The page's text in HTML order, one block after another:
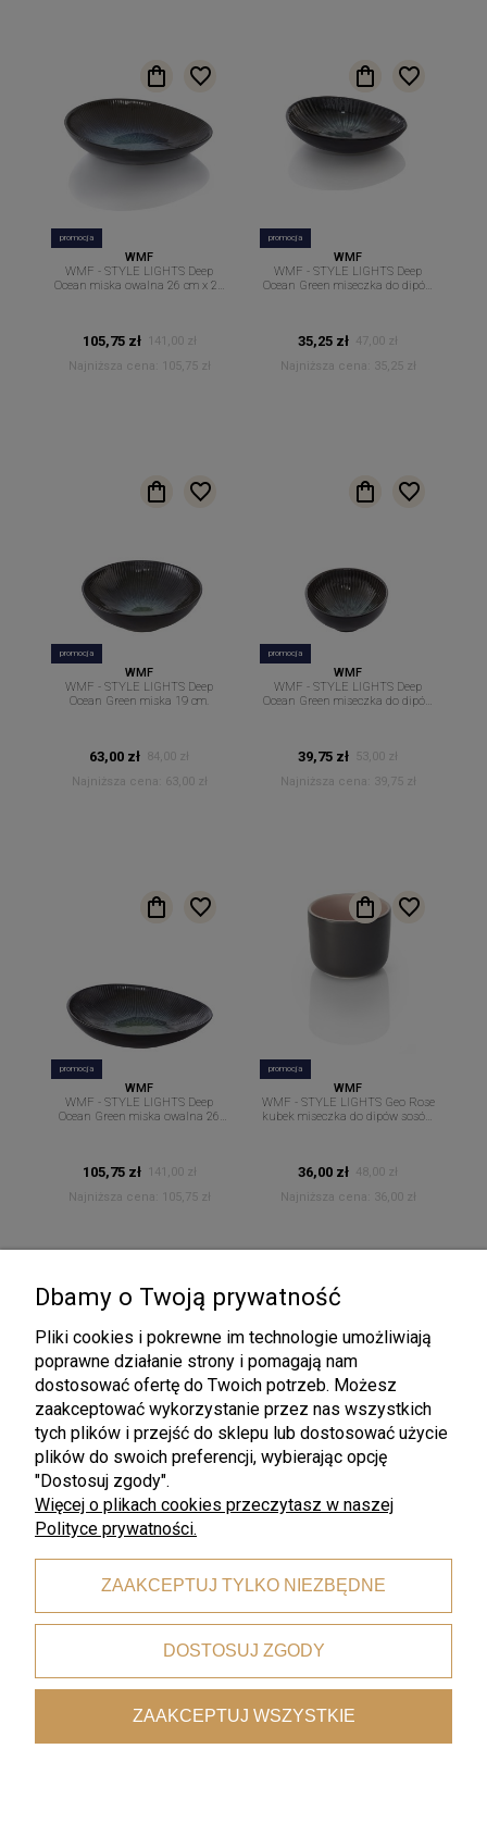
promocja
WMF
WMF - STYLE LIGHTS Deep
Ocean miska owalna 26 cm x 23
105,75 zł
141,00 zł
Najniższa cena:
105,75 zł
promocja
WMF
WMF - STYLE LIGHTS Deep
Ocean Green miseczka do dipów
35,25 zł
47,00 zł
Najniższa cena:
35,25 zł
promocja
WMF
WMF - STYLE LIGHTS Deep
Ocean Green miska 19 cm.
63,00 zł 84,00 zł
Najniższa cena:
63,00 zł
promocja
WMF
WMF - STYLE LIGHTS Deep
Ocean Green miseczka do dipów
39,75 zł
53,00 zł
Najniższa cena:
39,75 zł
promocja
WMF
WMF - STYLE LIGHTS Deep
Ocean Green miska owalna 26
105,75 zł
141,00 zł
Najniższa cena:
105,75 zł
promocja
WMF
WMF - STYLE LIGHTS Geo Rose
kubek miseczka do dipów sosów
36,00 zł
48,00 zł
Najniższa cena:
36,00 zł
promocja
WMF
WMF - STYLE LIGHTS Geo Rose
miska miseczka do dipów sosów
54,75 zł 73,00 zł
Najniższa cena:54,75 zł
WMF
WMF - STYLE LIGHTS Geo Rose
93,75 zł 125,00 zł
Najniższa cena:93,75 zł
Dbamy o Twoją prywatność
Pliki cookies i pokrewne im technologie umożliwiają
poprawne działanie strony i pomagają nam
dostosować ofertę do Twoich potrzeb. Możesz
zaakceptować wykorzystanie przez nas wszystkich
tych plików i przejść do sklepu lub dostosować użycie
plików do swoich preferencji, wybierając opcję
"Dostosuj zgody".
Więcej o plikach cookies przeczytasz w naszej
Polityce prywatności.
ZAAKCEPTUJ TYLKO NIEZBĘDNE
DOSTOSUJ ZGODY
ZAAKCEPTUJ WSZYSTKIE